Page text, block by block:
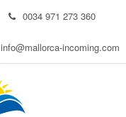
0034 971 273 360
info@mallorca-incoming.com